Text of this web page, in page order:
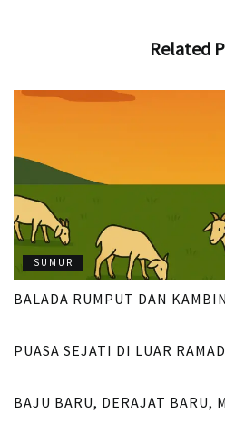
Related
SUMUR
BALADA RUMPUT DAN
PUASA SEJATI DI LUAR
BAJU BARU, DERAJAT BARU,